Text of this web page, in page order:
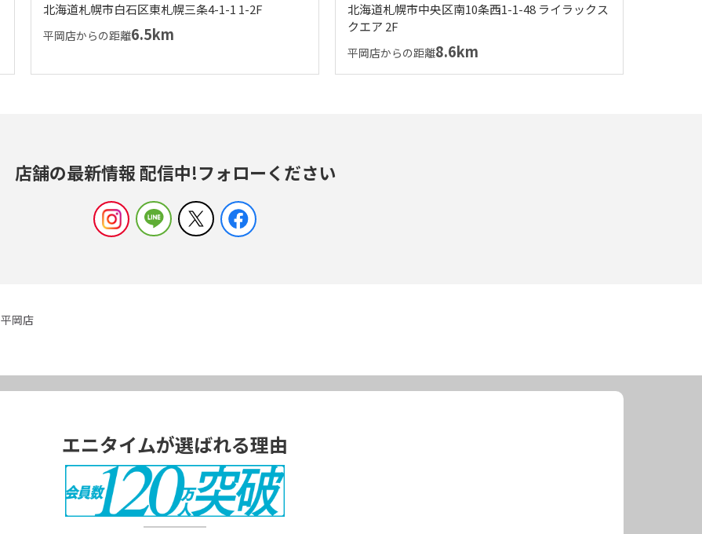
北海道札幌市白石区東札幌三条4-1-1 1-2F
平岡店からの距離6.5km
北海道札幌市中央区南10条西1-1-48 ライラックス
クエア 2F
平岡店からの距離8.6km
店舗の最新情報 配信中!フォローください
平岡店
エニタイムが選ばれる理由